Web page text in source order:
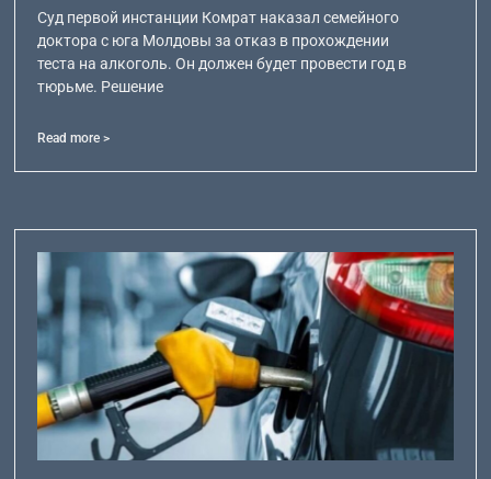
Суд первой инстанции Комрат наказал семейного
доктора с юга Молдовы за отказ в прохождении
теста на алкоголь. Он должен будет провести год в
тюрьме. Решение
Read more >